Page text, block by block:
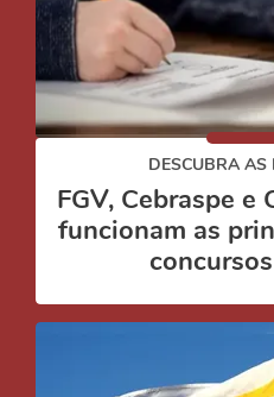
DESCUBRA AS
FGV, Cebraspe e
funcionam as